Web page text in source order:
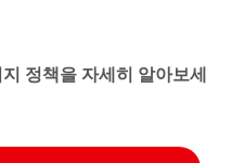
정책을 자세히 알아보세